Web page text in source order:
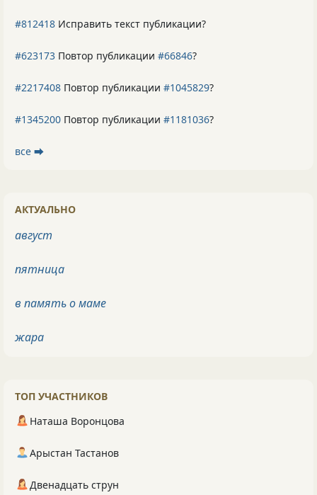
#812418 Исправить текст публикации?
#623173 Повтор публикации #66846?
#2217408 Повтор публикации #1045829?
#1345200 Повтор публикации #1181036?
все ⮕
АКТУАЛЬНО
август
пятница
в память о маме
жара
ТОП УЧАСТНИКОВ
Наташа Воронцова
Арыстан Тастанов
Двенадцать струн